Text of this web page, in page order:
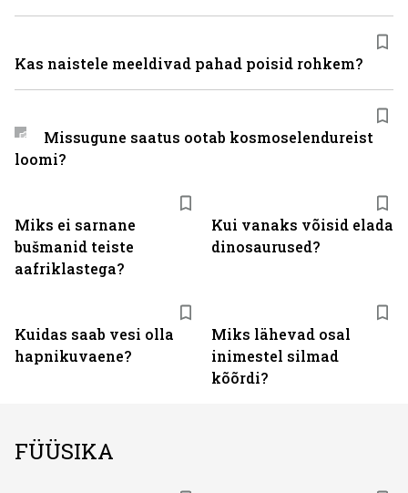
Miks ei sarnane
bušmanid teiste
aafriklastega?
Kui vanaks võisid elada
dinosaurused?
Kuidas saab vesi olla
hapnikuvaene?
Miks lähevad osal
inimestel silmad
kõõrdi?
Kas naistele meeldivad pahad poisid rohkem?
Missugune saatus ootab kosmoselendureist
loomi?
FÜÜSIKA